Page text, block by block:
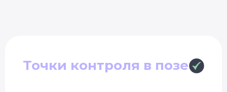
Точки контроля в позе